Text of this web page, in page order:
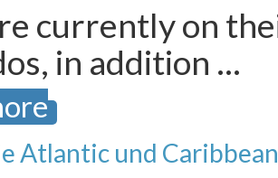
currently on
in addition …
Atlantic und